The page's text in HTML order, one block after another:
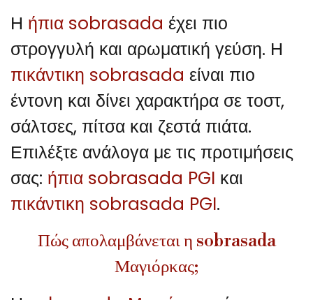
Η ήπια sobrasada έχει πιο
στρογγυλή και αρωματική γεύση. Η
πικάντικη sobrasada είναι πιο
έντονη και δίνει χαρακτήρα σε τοστ,
σάλτσες, πίτσα και ζεστά πιάτα.
Επιλέξτε ανάλογα με τις προτιμήσεις
σας: ήπια sobrasada PGI και
πικάντικη sobrasada PGI.
Πώς απολαμβάνεται η sobrasada
Μαγιόρκας;